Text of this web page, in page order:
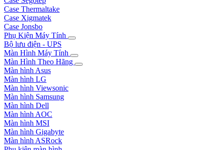
Case Thermaltake
Case Xigmatek
Case Jonsbo
Phụ Kiện Máy Tính
Bộ lưu điện - UPS
Màn Hình Máy Tính
Màn Hình Theo Hãng
Màn hình Asus
Màn hình LG
Màn hình Viewsonic
Màn hình Samsung
Màn hình Dell
Màn hình AOC
Màn hình MSI
Màn hình Gigabyte
Màn hình ASRock